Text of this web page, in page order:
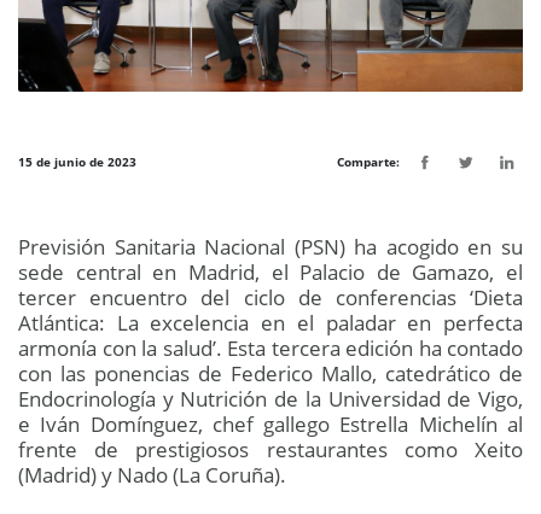
15 de junio de 2023 Comparte:
Previsión Sanitaria Nacional (PSN) ha acogido en su
sede central en Madrid, el Palacio de Gamazo, el
tercer encuentro del ciclo de conferencias ‘Dieta
Atlántica: La excelencia en el paladar en perfecta
armonía con la salud’. Esta tercera edición ha contado
con las ponencias de Federico Mallo, catedrático de
Endocrinología y Nutrición de la Universidad de Vigo,
e Iván Domínguez, chef gallego Estrella Michelín al
frente de prestigiosos restaurantes como Xeito
(Madrid) y Nado (La Coruña).